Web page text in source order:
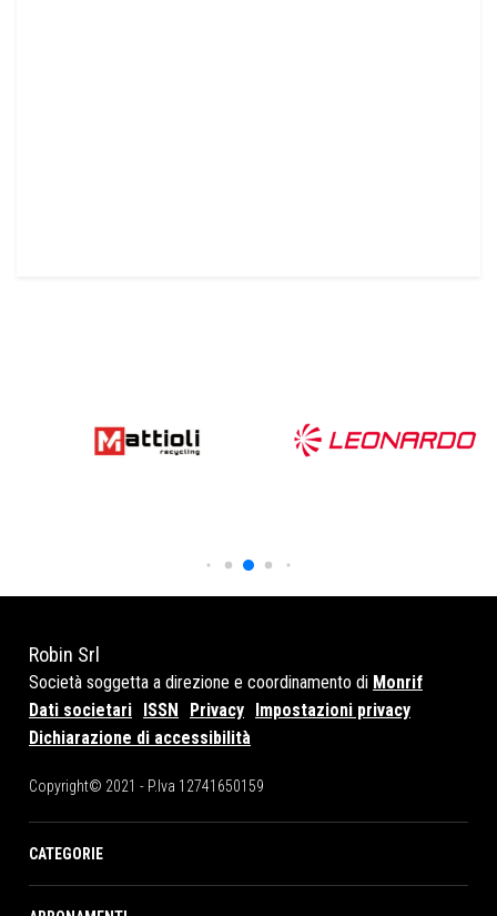
Robin Srl
Società soggetta a direzione e coordinamento di Monrif
Dati societari ISSN Privacy Impostazioni privacy
Dichiarazione di accessibilità
Copyright© 2021 - P.Iva 12741650159
CATEGORIE